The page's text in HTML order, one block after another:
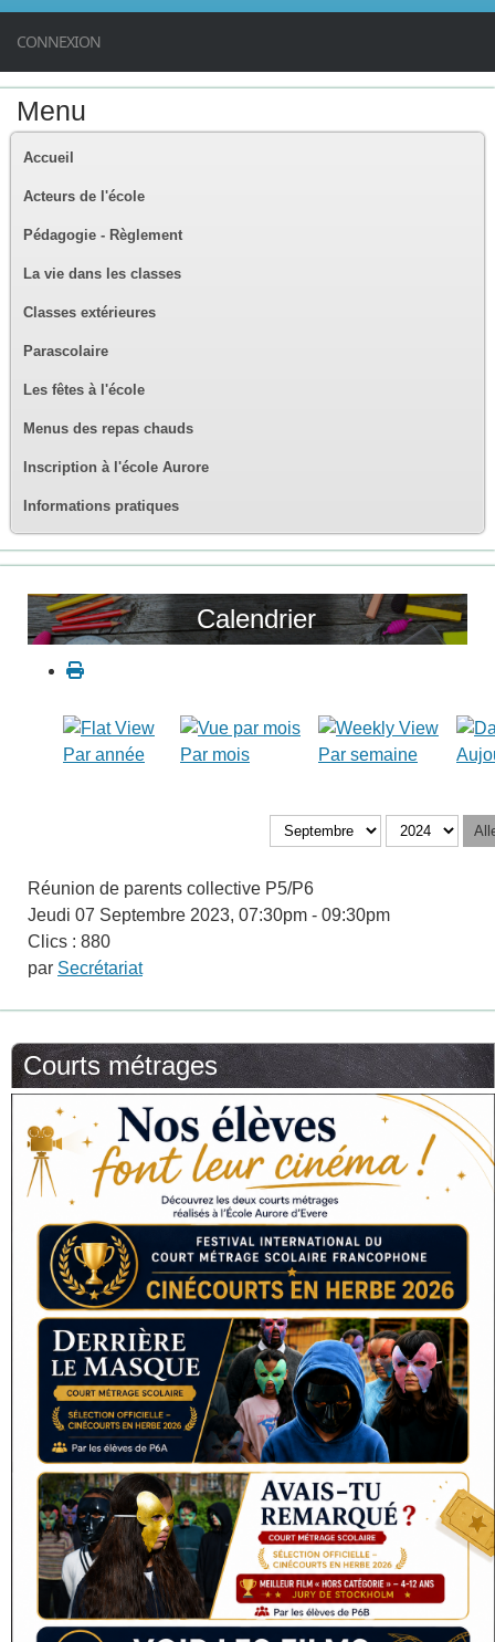
CONNEXION
Menu
Accueil
Acteurs de l'école
Pédagogie - Règlement
La vie dans les classes
Classes extérieures
Parascolaire
Les fêtes à l'école
Menus des repas chauds
Inscription à l'école Aurore
Informations pratiques
Calendrier
Par année Par mois Par semaine
Réunion de parents collective P5/P6
Jeudi 07 Septembre 2023, 07:30pm - 09:30pm
Clics : 880
par Secrétariat
Courts métrages